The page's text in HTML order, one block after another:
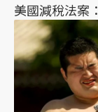
美國減稅法案